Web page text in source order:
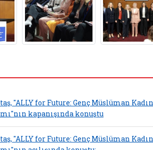
"ALLY for Future: Genç Müslüman
kapanışında konuştu
"ALLY for Future: Genç Müslüman